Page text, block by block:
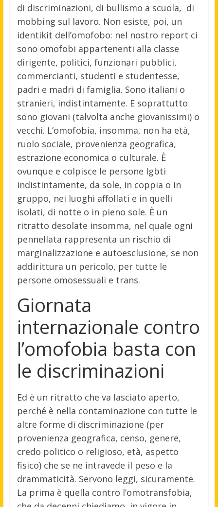
di discriminazioni, di bullismo a scuola, di
mobbing sul lavoro. Non esiste, poi, un
identikit dell’omofobo: nel nostro report ci
sono omofobi appartenenti alla classe
dirigente, politici, funzionari pubblici,
commercianti, studenti e studentesse,
padri e madri di famiglia. Sono italiani o
stranieri, indistintamente. E soprattutto
sono giovani (talvolta anche giovanissimi) o
vecchi. L’omofobia, insomma, non ha età,
ruolo sociale, provenienza geografica,
estrazione economica o culturale. È
ovunque e colpisce le persone lgbti
indistintamente, da sole, in coppia o in
gruppo, nei luoghi affollati e in quelli
isolati, di notte o in pieno sole. È un
ritratto desolate insomma, nel quale ogni
pennellata rappresenta un rischio di
marginalizzazione e autoesclusione, se non
addirittura un pericolo, per tutte le
persone omosessuali e trans.
Giornata
internazionale contro
l’omofobia basta con
le discriminazioni
Ed è un ritratto che va lasciato aperto,
perché è nella contaminazione con tutte le
altre forme di discriminazione (per
provenienza geografica, censo, genere,
credo politico o religioso, età, aspetto
fisico) che se ne intravede il peso e la
drammaticità. Servono leggi, sicuramente.
La prima è quella contro l’omotransfobia,